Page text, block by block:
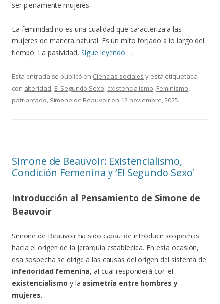
ser plenamente mujeres.
La feminidad no es una cualidad que caracteriza a las
mujeres de manera natural. Es un mito forjado a lo largo del
tiempo. La pasividad, Sigue leyendo →
Esta entrada se publicó en Ciencias sociales y está etiquetada
con alteridad, El Segundo Sexo, existencialismo, Feminismo,
patriarcado, Simone de Beauvoir en 12 noviembre, 2025.
Simone de Beauvoir: Existencialismo,
Condición Femenina y ‘El Segundo Sexo’
Introducción al Pensamiento de Simone de
Beauvoir
Simone de Beauvoir ha sido capaz de introducir sospechas
hacia el origen de la jerarquía establecida. En esta ocasión,
esa sospecha se dirige a las causas del origen del sistema de
inferioridad femenina, al cual responderá con el
existencialismo y la asimetría entre hombres y
mujeres.